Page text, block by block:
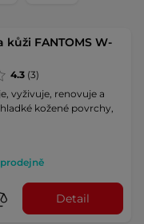
kůži FANTOMS W-
4.3 (3)
vyživuje, renovuje a
kožené povrchy,
Detail